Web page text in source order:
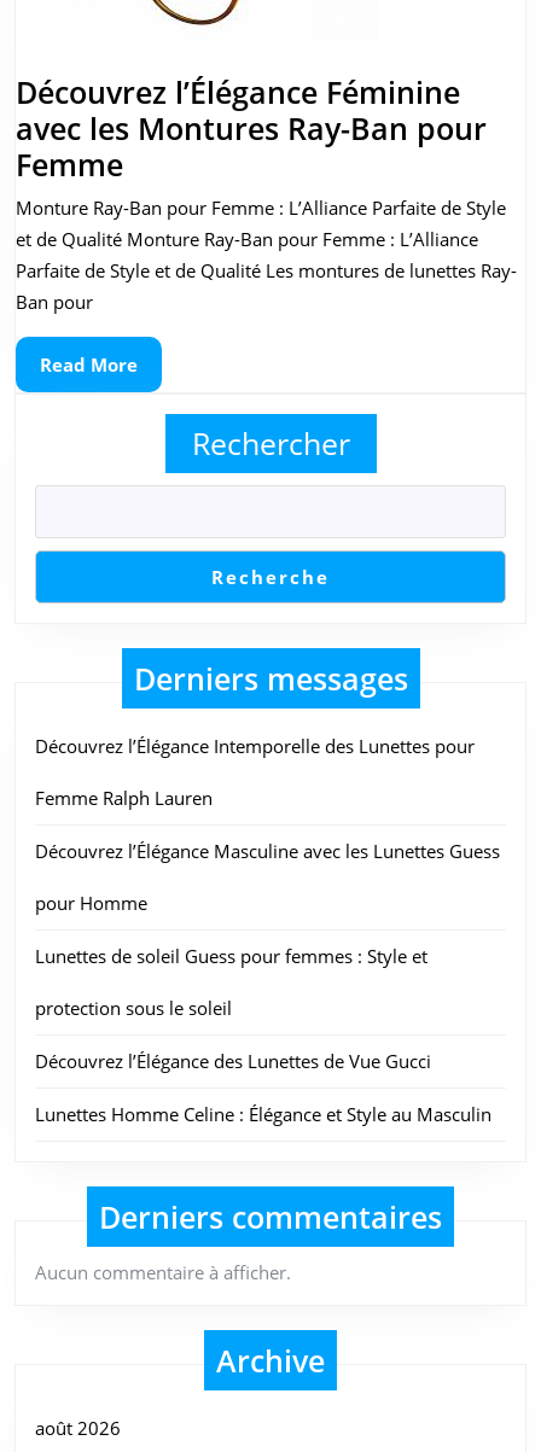
Découvrez l’Élégance Féminine
avec les Montures Ray-Ban pour
FemmeDécouvrez
l’Élégance
Féminine
avec
Montures
Ray-
Ban
Femme
Monture Ray-Ban pour Femme : L’Alliance Parfaite de Style
et de Qualité Monture Ray-Ban pour Femme : L’Alliance
Parfaite de Style et de Qualité Les montures de lunettes Ray-
Ban pour
Read MoreRead
More
Rechercher
Recherche
Derniers messages
Découvrez l’Élégance Intemporelle des Lunettes pour
Femme Ralph Lauren
Découvrez l’Élégance Masculine avec les Lunettes Guess
pour Homme
Lunettes de soleil Guess pour femmes : Style et
protection sous le soleil
Découvrez l’Élégance des Lunettes de Vue Gucci
Lunettes Homme Celine : Élégance et Style au Masculin
Derniers commentaires
Aucun commentaire à afficher.
Archive
août 2026